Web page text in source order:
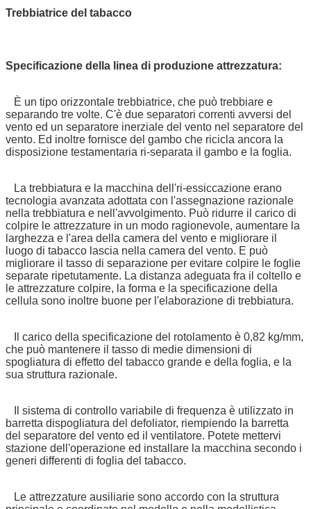
Trebbiatrice del tabacco
Specificazione della linea di produzione attrezzatura:
È un tipo orizzontale trebbiatrice, che può trebbiare e
separando tre volte. C'è due separatori correnti avversi del
vento ed un separatore inerziale del vento nel separatore del
vento. Ed inoltre fornisce del gambo che ricicla ancora la
disposizione testamentaria ri-separata il gambo e la foglia.
La trebbiatura e la macchina dell'ri-essiccazione erano
tecnologia avanzata adottata con l'assegnazione razionale
nella trebbiatura e nell'avvolgimento. Può ridurre il carico di
colpire le attrezzature in un modo ragionevole, aumentare la
larghezza e l'area della camera del vento e migliorare il
luogo di tabacco lascia nella camera del vento. E può
migliorare il tasso di separazione per evitare colpire le foglie
separate ripetutamente. La distanza adeguata fra il coltello e
le attrezzature colpire, la forma e la specificazione della
cellula sono inoltre buone per l'elaborazione di trebbiatura.
Il carico della specificazione del rotolamento è 0,82 kg/mm,
che può mantenere il tasso di medie dimensioni di
spogliatura di effetto del tabacco grande e della foglia, e la
sua struttura razionale.
Il sistema di controllo variabile di frequenza è utilizzato in
barretta dispogliatura del defoliator, riempiendo la barretta
del separatore del vento ed il ventilatore. Potete mettervi
stazione dell'operazione ed installare la macchina secondo i
generi differenti di foglia del tabacco.
Le attrezzature ausiliarie sono accordo con la struttura